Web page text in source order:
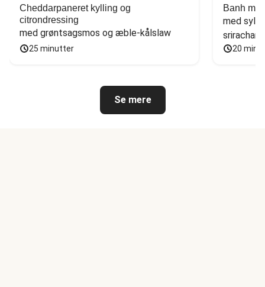
Cheddarpaneret kylling og
citrondressing
med grøntsagsmos og æble-kålslaw
25 minutter
Banh mi-
med
20
Se mere